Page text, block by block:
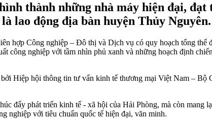
thành những nhà máy hiện đại, đạt
lao động địa bàn huyện Thủy Nguyên.
hợp Công nghiệp – Đô thị và Dịch vụ có quy hoạch tổng thể
công nghiệp với tầm nhìn phủ xanh và những hoạch định
Hiệp hội thông tin tư vấn kinh tế thương mại Việt Nam –
đẩy phát triển kinh tế - xã hội của Hải Phòng, mà còn mang
nghiệp với tiêu chuẩn quốc tế hiện đại, văn minh.